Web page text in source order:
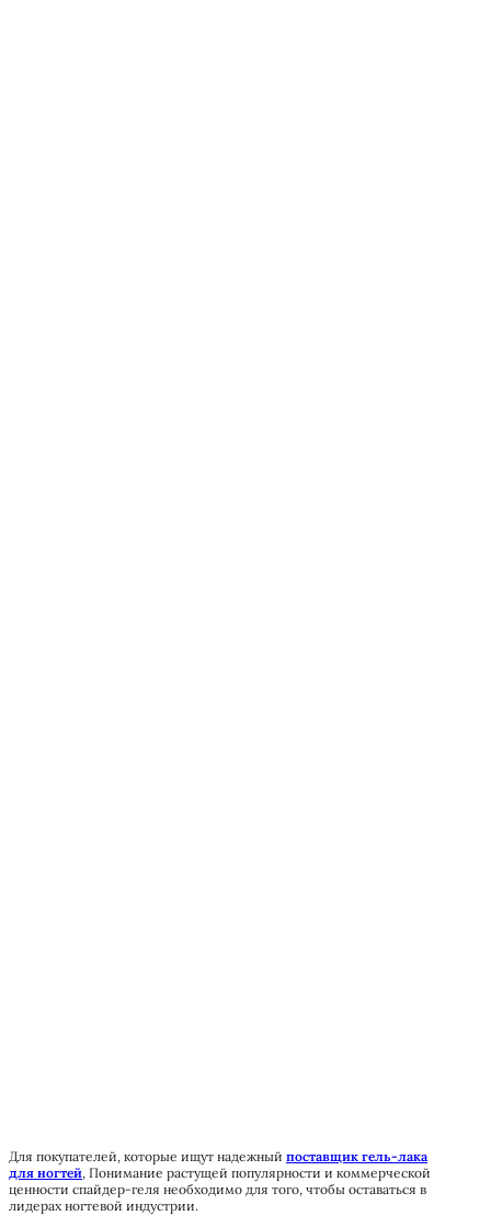
Для покупателей, которые ищут надежный поставщик гель-лака
для ногтей, Понимание растущей популярности и коммерческой
ценности спайдер-геля необходимо для того, чтобы оставаться в
лидерах ногтевой индустрии.